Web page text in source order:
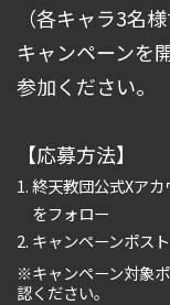
（各キャラ3名
キャンペーンを
参加ください。
【応募方法】
終天教団公式Xア
をフォロー
キャンペーンポス
※キャンペーン対象
認ください。